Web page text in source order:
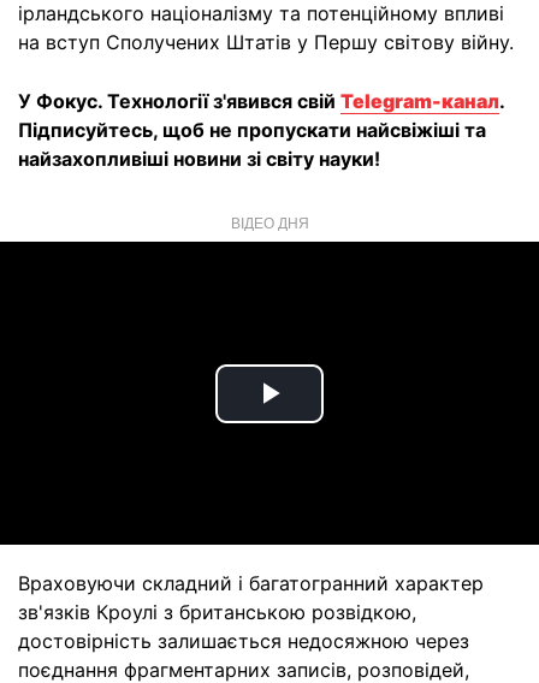
ірландського націоналізму та потенційному впливі
на вступ Сполучених Штатів у Першу світову війну.
У Фокус. Технології з'явився свій Telegram-канал.
Підписуйтесь, щоб не пропускати найсвіжіші та
найзахопливіші новини зі світу науки!
ВІДЕО ДНЯ
Play
Враховуючи складний і багатогранний характер
зв'язків Кроулі з британською розвідкою,
достовірність залишається недосяжною через
поєднання фрагментарних записів, розповідей,